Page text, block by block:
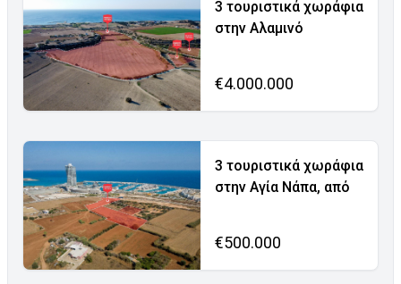
3 τουριστικά χωράφια
στην Αλαμινό
€4.000.000
3 τουριστικά χωράφια
στην Αγία Νάπα, από
€500.000